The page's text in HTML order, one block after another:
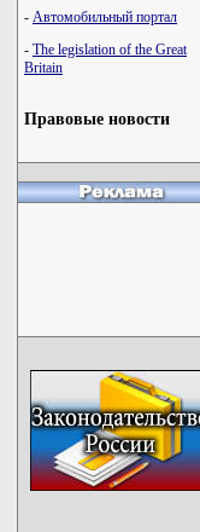
- Автомобильный портал
- The legislation of the Great
Britain
Правовые новости